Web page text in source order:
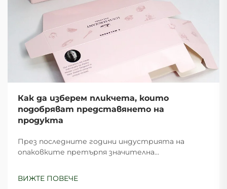
Как да изберем пликчета, които
подобряват представянето на
продукта
През последните години индустрията на
опаковките претърпя значителна
ефективни решения за опаковане за бизнеси от
ВИЖТЕ ПОВЕЧЕ